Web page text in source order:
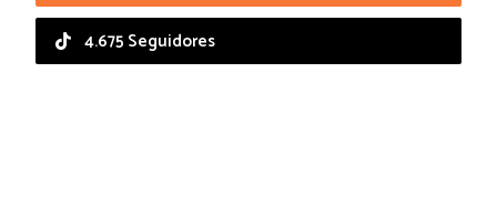
4.675 Seguidores